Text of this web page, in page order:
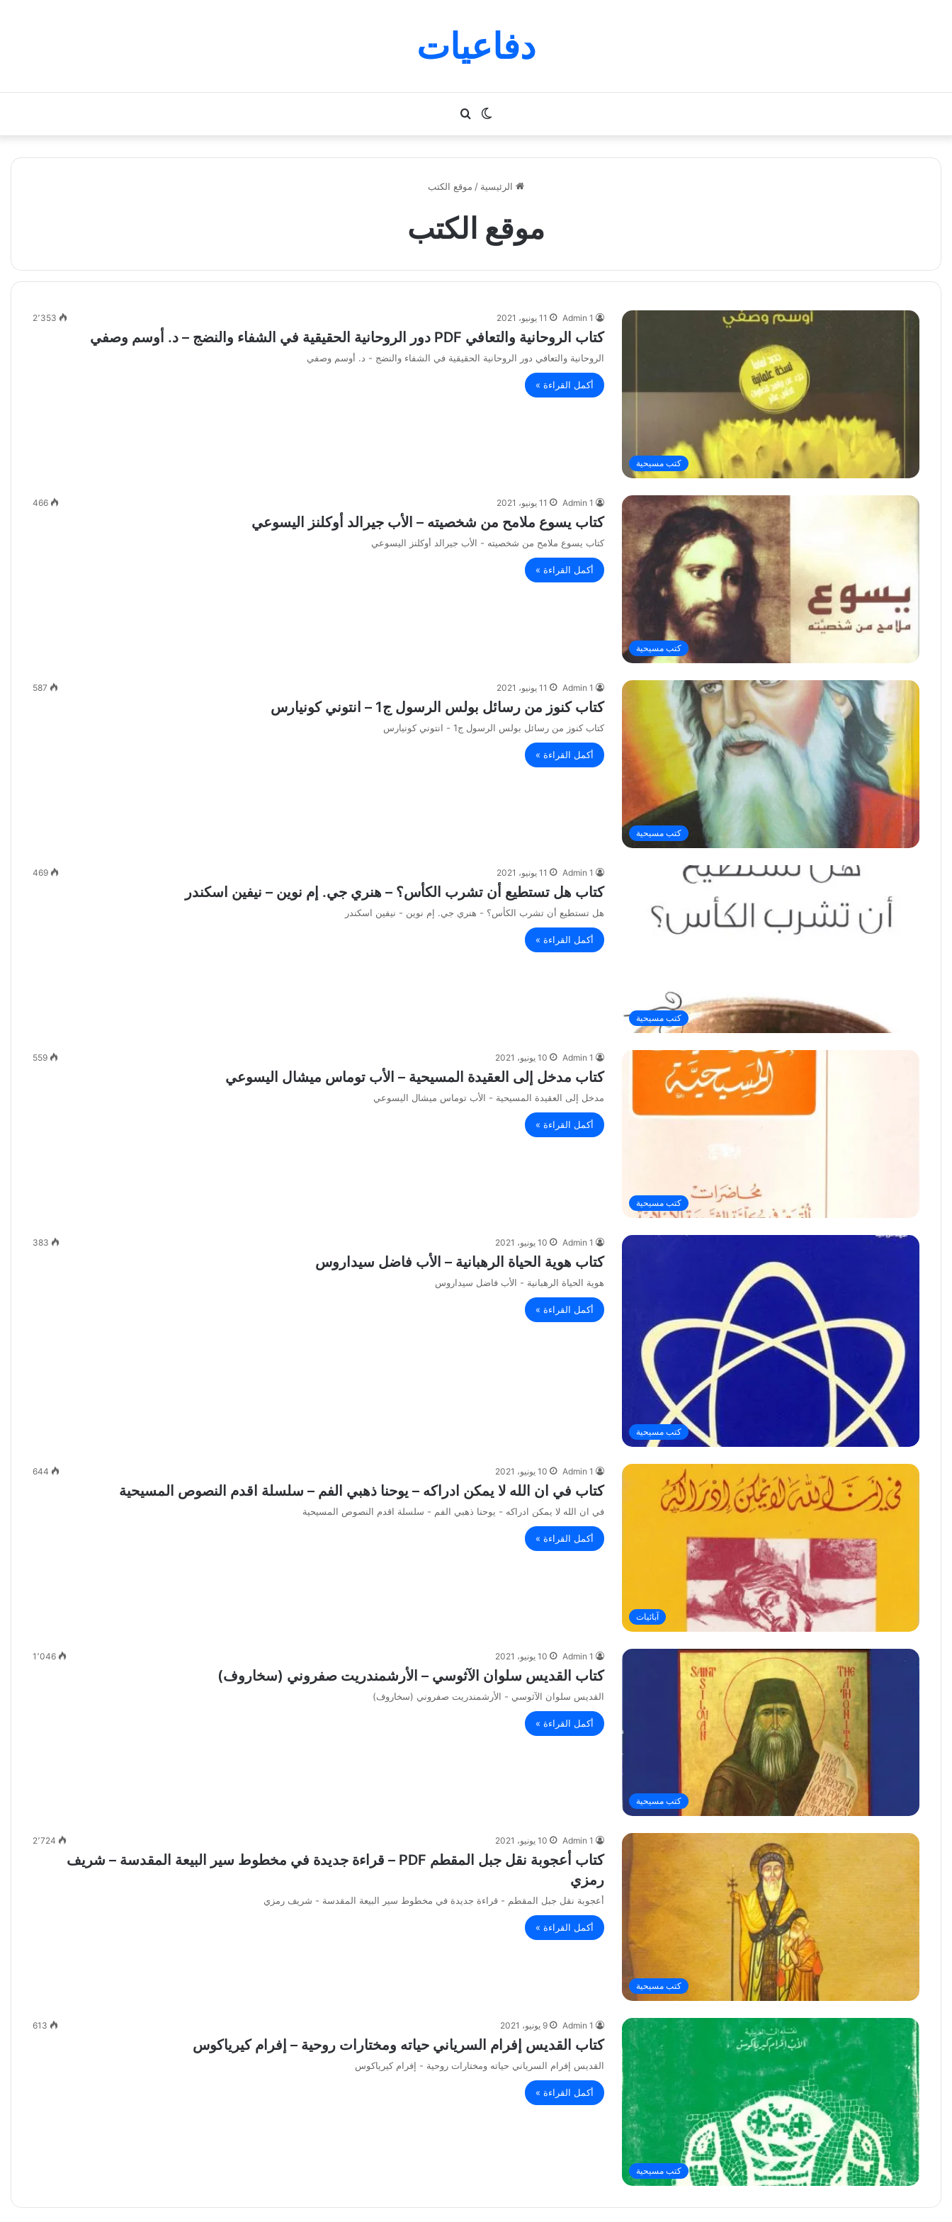
دفاعيات
بحث
عن
الوضع
المظلم
الرئيسية / موقع الكتب
موقع الكتب
كتب مسيحية
Admin 1 11 يونيو، 2021 2٬353
كتاب الروحانية والتعافي PDF دور الروحانية الحقيقية في الشفاء والنضج – د. أوسم وصفي
الروحانية والتعافي دور الروحانية الحقيقية في الشفاء والنضج - د. أوسم وصفي
أكمل القراءة »
كتب مسيحية
Admin 1 11 يونيو، 2021 466
كتاب يسوع ملامح من شخصيته – الأب جيرالد أوكلنز اليسوعي
كتاب يسوع ملامح من شخصيته - الأب جيرالد أوكلنز اليسوعي
أكمل القراءة »
كتب مسيحية
Admin 1 11 يونيو، 2021 587
كتاب كنوز من رسائل بولس الرسول ج1 – انتوني كونيارس
كتاب كنوز من رسائل بولس الرسول ج1 - انتوني كونيارس
أكمل القراءة »
كتب مسيحية
Admin 1 11 يونيو، 2021 469
كتاب هل تستطيع أن تشرب الكأس؟ – هنري جي. إم نوين – نيفين اسكندر
هل تستطيع أن تشرب الكأس؟ - هنري جي. إم نوين - نيفين اسكندر
أكمل القراءة »
كتب مسيحية
Admin 1 10 يونيو، 2021 559
كتاب مدخل إلى العقيدة المسيحية – الأب توماس ميشال اليسوعي
مدخل إلى العقيدة المسيحية - الأب توماس ميشال اليسوعي
أكمل القراءة »
كتب مسيحية
Admin 1 10 يونيو، 2021 383
كتاب هوية الحياة الرهبانية – الأب فاضل سيداروس
هوية الحياة الرهبانية - الأب فاضل سيداروس
أكمل القراءة »
آبائيات
Admin 1 10 يونيو، 2021 644
كتاب في ان الله لا يمكن ادراكه – يوحنا ذهبي الفم – سلسلة اقدم النصوص المسيحية
في ان الله لا يمكن ادراكه - يوحنا ذهبي الفم - سلسلة اقدم النصوص المسيحية
أكمل القراءة »
كتب مسيحية
Admin 1 10 يونيو، 2021 1٬046
كتاب القديس سلوان الآثوسي – الأرشمندريت صفروني (سخاروف)
القديس سلوان الآثوسي - الأرشمندريت صفروني (سخاروف)
أكمل القراءة »
كتب مسيحية
Admin 1 10 يونيو، 2021 2٬724
كتاب أعجوبة نقل جبل المقطم PDF – قراءة جديدة في مخطوط سير البيعة المقدسة – شريف
رمزي
أعجوبة نقل جبل المقطم - قراءة جديدة في مخطوط سير البيعة المقدسة - شريف رمزي
أكمل القراءة »
كتب مسيحية
Admin 1 9 يونيو، 2021 613
كتاب القديس إفرام السرياني حياته ومختارات روحية – إفرام كيرياكوس
القديس إفرام السرياني حياته ومختارات روحية - إفرام كيرياكوس
أكمل القراءة »